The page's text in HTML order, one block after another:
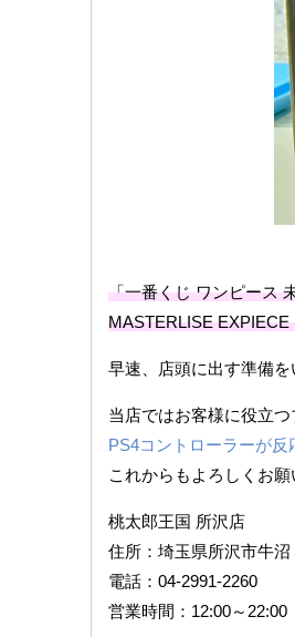
「一番くじ ワンピース
MASTERLISE EXPIECE
早速、店頭に出す準備を
当店ではお客様に役立つ
PS4コントローラーが
これからもよろしくお願
桃太郎王国 所沢店
住所：埼玉県所沢市牛沼
電話：04-2991-2260
営業時間：12:00～22:00